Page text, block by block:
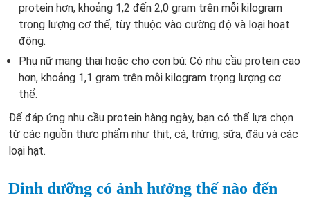
protein hơn, khoảng 1,2 đến 2,0 gram trên mỗi kilogram
trọng lượng cơ thể, tùy thuộc vào cường độ và loại hoạt
động.
Phụ nữ mang thai hoặc cho con bú: Có nhu cầu protein cao
hơn, khoảng 1,1 gram trên mỗi kilogram trọng lượng cơ
thể.
Để đáp ứng nhu cầu protein hàng ngày, bạn có thể lựa chọn
từ các nguồn thực phẩm như thịt, cá, trứng, sữa, đậu và các
loại hạt.
Dinh dưỡng có ảnh hưởng thế nào đến